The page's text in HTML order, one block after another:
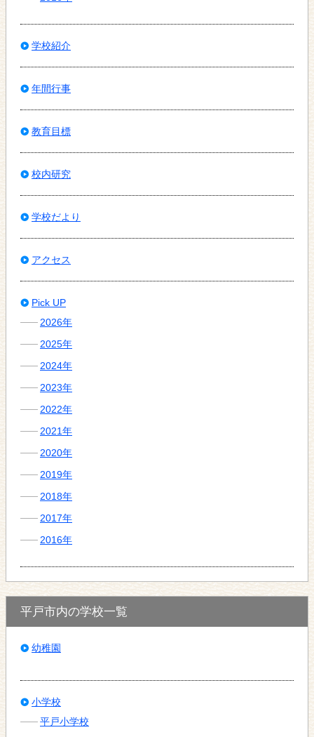
学校紹介
年間行事
教育目標
校内研究
学校だより
アクセス
Pick UP
2026年
2025年
2024年
2023年
2022年
2021年
2020年
2019年
2018年
2017年
2016年
平戸市内の学校一覧
幼稚園
小学校
平戸小学校